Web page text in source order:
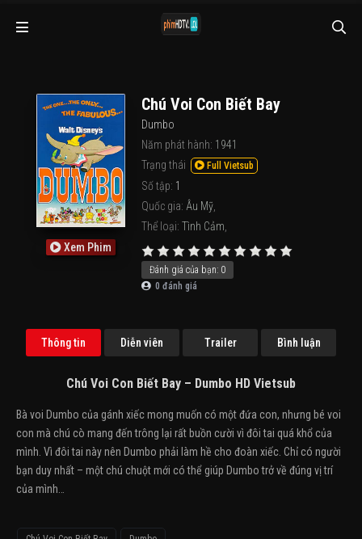
Xem Phim
Chú Voi Con Biết Bay
Dumbo
Năm phát hành: 1941
Trạng thái
Full Vietsub
Số tập: 1
Quốc gia: Âu Mỹ
Thể loại: Tình Cảm
Đánh giá của bạn: 0
0 đánh giá
Thông tin Diễn viên Trailer Bình luận
Chú Voi Con Biết Bay – Dumbo HD Vietsub
Bà voi Dumbo của gánh xiếc mong muốn có một đứa con, nhưng bé voi
con mà chú cò mang đến trông lại rất buồn cười vì đôi tai quá khổ của
mình. Vì đôi tai này nên Dumbo phải làm hề cho đoàn xiếc. Chỉ có người
bạn duy nhất – một chú chuột mới có thể giúp Dumbo trở về đúng vị trí
của mình…